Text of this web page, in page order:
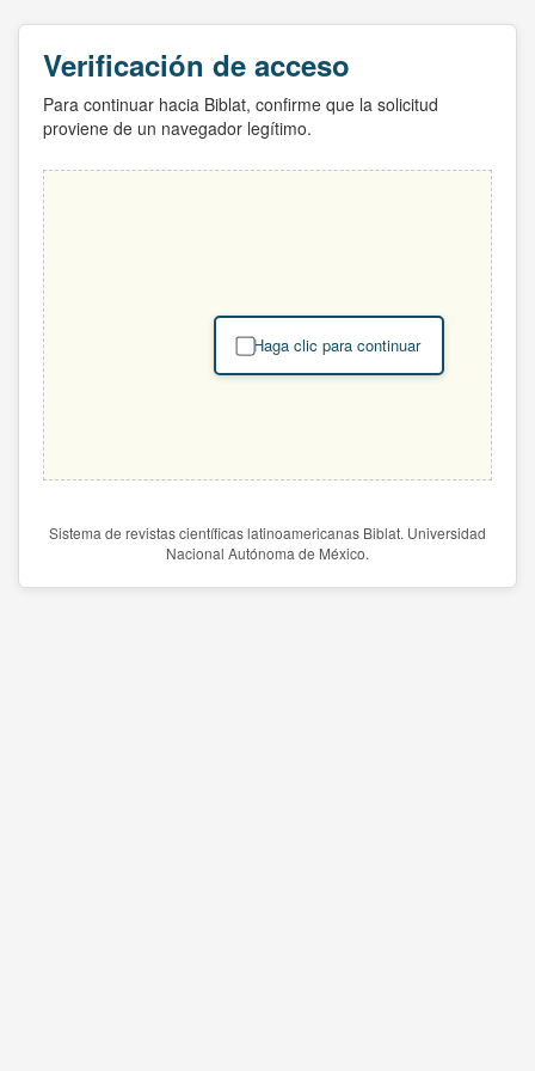
Verificación de acceso
Para continuar hacia Biblat, confirme que la solicitud
proviene de un navegador legítimo.
Haga clic para continuar
Sistema de revistas científicas latinoamericanas Biblat. Universidad
Nacional Autónoma de México.